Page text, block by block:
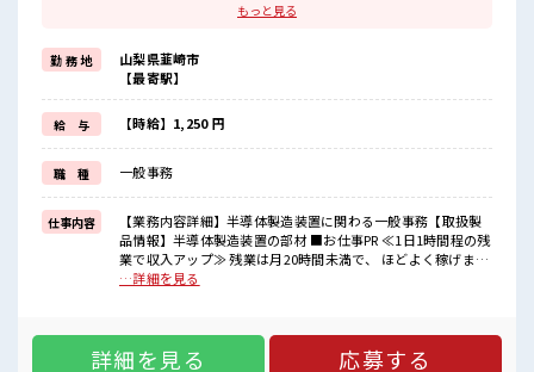
新しいことにチャレンジするのは不安だけど、
しっかり働く環境が整っています！
イチからスキルUP・ステップUP目指していきましょう！
≪自分に合った期間で働ける≫
福利厚生が整った派遣のお仕事です！
■職場の雰囲気
一息つける休憩スペースもあります！
職場にはロッカー完備！
私物の置きすぎには注意が必要ですね★
残業も1日1H程度あるので給料の上乗せも期待できそう！
もっと見る
勤 務 地
山梨県韮崎市
【最寄駅】
給 与 【時給】1,250 円
職 種 一般事務
仕事内容
【業務内容詳細】半導体製造装置に関わる一般事務【取扱製
品情報】半導体製造装置の部材 ■お仕事PR ≪1日1時間程の残
業で収入アップ≫ 残業は月20時間未満で、 ほどよく稼げます
♪ ≪未経験の方も大カンゲイ≫ 新しいことにチャレンジする
合った期間で働ける≫ 福利厚生が整った派遣のお仕事です！
■職場の雰囲気 一息つける休憩スペースもあります！ 職場に
…詳細を見る
詳細を見る 応募する